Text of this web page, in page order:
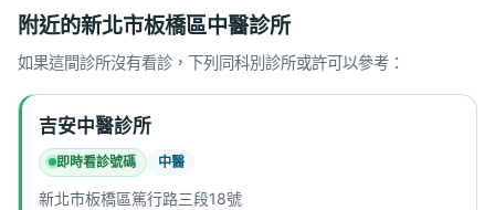
附近的新北市板橋區中醫診所
如果這間診所沒有看診，下列同科別診所或許可以參考：
吉安中醫診所
即時看診號碼 中醫
新北市板橋區篤行路三段18號